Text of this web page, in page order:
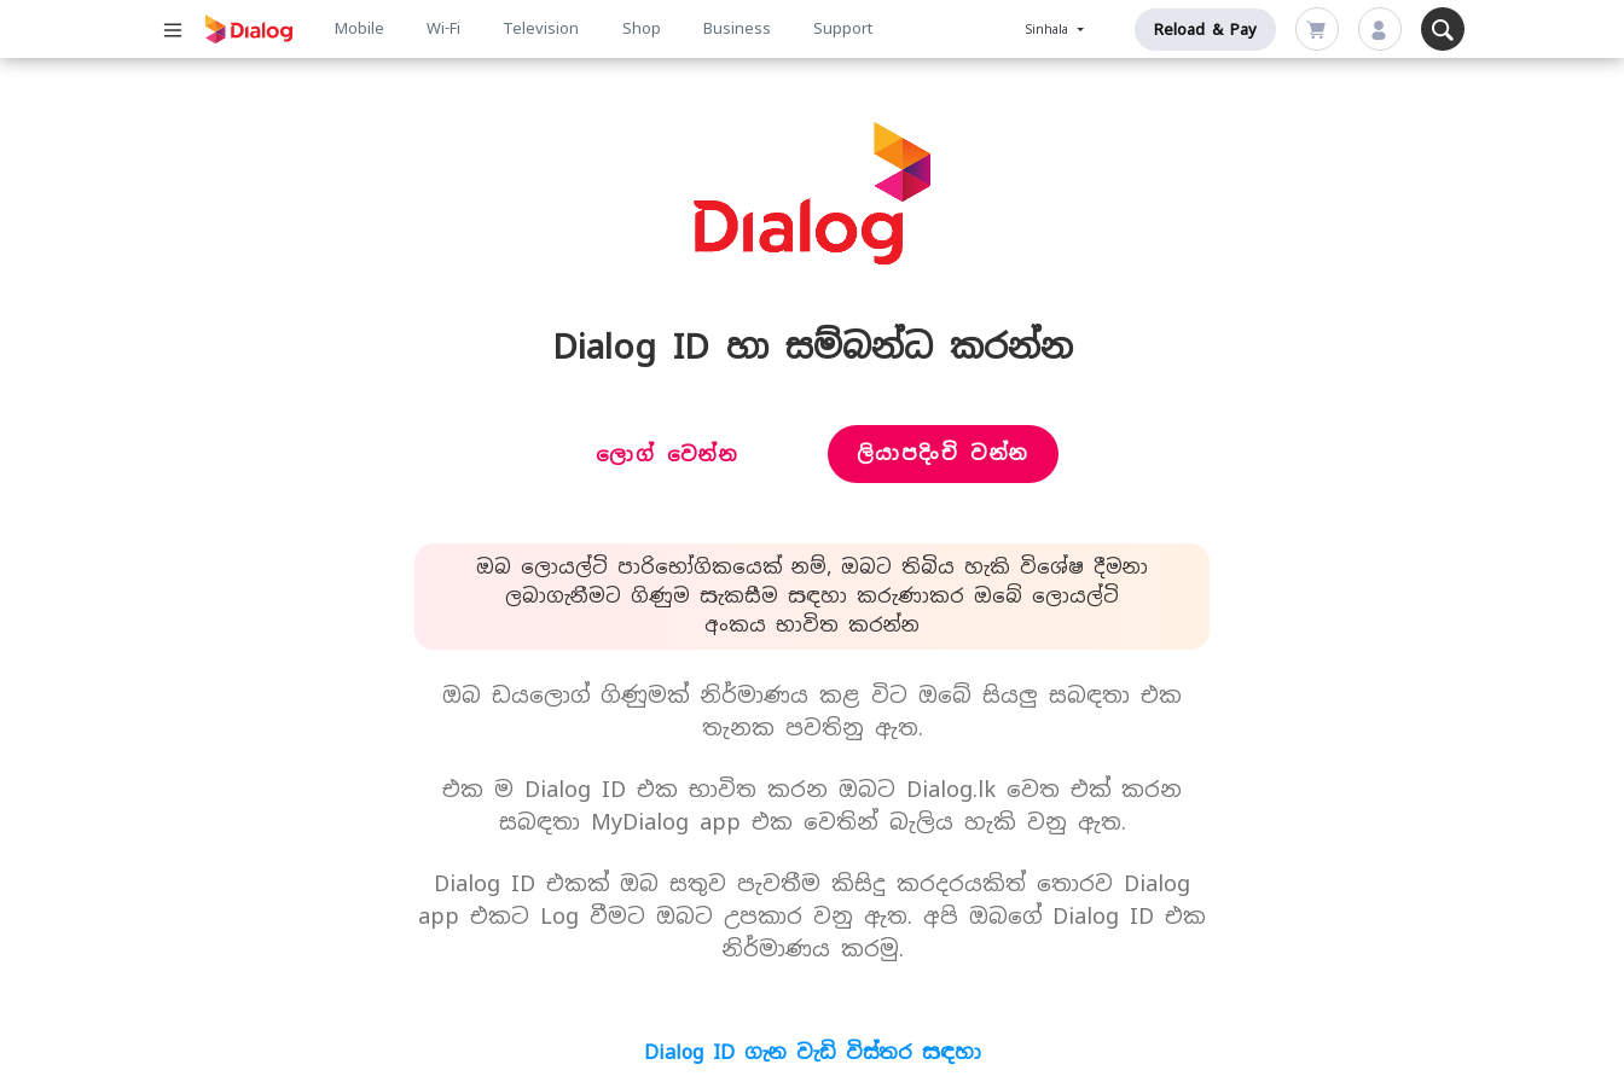
Main
Mobile Wi-Fi Television Shop Business Support Sinhala Reload & Pay
Dialog ID හා සම්බන්ධ කරන්න
ලොග් වෙන්න ලියාපදිංචි වන්න
ඔබ ලොයල්ටි පාරිභෝගිකයෙක් නම්, ඔබට තිබිය හැකි විශේෂ දීමනා
ලබාගැනීමට ගිණුම සැකසීම සඳහා කරුණාකර ඔබේ ලොයල්ටි
අංකය භාවිත කරන්න
ඔබ ඩයලොග් ගිණුමක් නිර්මාණය කළ විට ඔබේ සියලු සබඳතා එක
තැනක පවතිනු ඇත.
එක ම Dialog ID එක භාවිත කරන ඔබට Dialog.lk වෙත එක් කරන
සබඳතා MyDialog app එක වෙතින් බැලිය හැකි වනු ඇත.
Dialog ID එකක් ඔබ සතුව පැවතීම කිසිදු කරදරයකිත් තොරව Dialog
app එකට Log වීමට ඔබට උපකාර වනු ඇත. අපි ඔබගේ Dialog ID එක
නිර්මාණය කරමු.
Dialog ID ගැන වැඩි විස්තර සඳහා